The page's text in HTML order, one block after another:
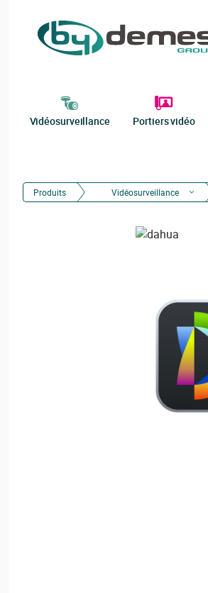
Vidéosurveillance Portiers vidéo
Produits Vidéosurveillance